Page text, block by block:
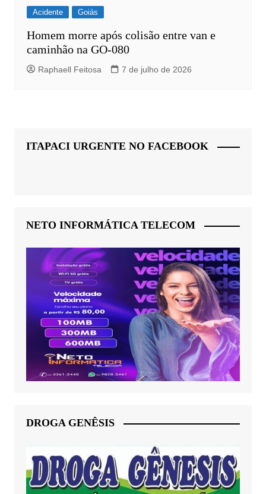
Acidente Goiás
Homem morre após colisão entre van e
caminhão na GO-080
Raphaell Feitosa 7 de julho de 2026
ITAPACI URGENTE NO FACEBOOK
NETO INFORMÁTICA TELECOM
DROGA GENÊSIS